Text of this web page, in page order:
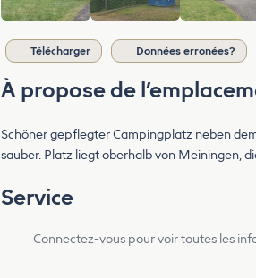
Télécharger Données erronées?
À propose de
Schöner gepflegter Campingplatz neben
sauber. Platz liegt oberhalb von Meiningen,
Service
Connectez-vous pour voir toutes les